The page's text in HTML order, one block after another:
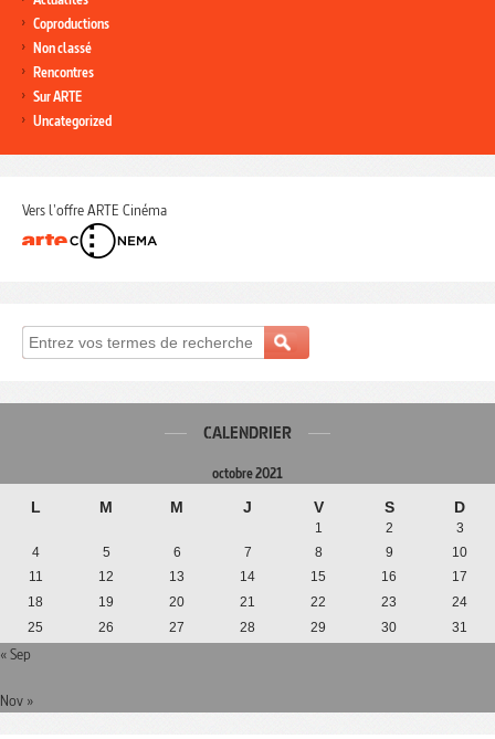
Coproductions
Non classé
Rencontres
Sur ARTE
Uncategorized
Vers l'offre ARTE Cinéma
CALENDRIER
octobre 2021
L M M J V S D
1 2
3
4
5 6 7 8 9
10
11
12 13 14 15 16
17
18
19 20 21 22 23
24
25
26 27 28 29 30 31
« Sep
Nov »